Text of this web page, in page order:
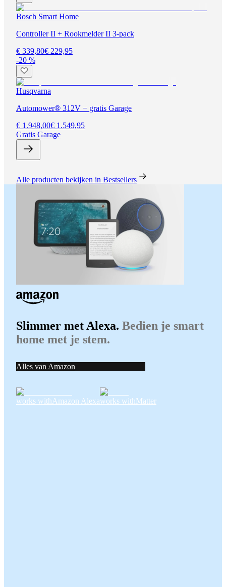
Bosch Smart Home
Controller II + Rookmelder II 3-pack
€ 339,80€ 229,95
-20 %
Husqvarna
Automower® 312V + gratis Garage
€ 1.948,00€ 1.549,95
Gratis Garage
Alle producten bekijken in Bestsellers
Slimmer met Alexa. Bedien je smart
home met je stem.
Alles van Amazon
works withAmazon Alexaworks withMatter